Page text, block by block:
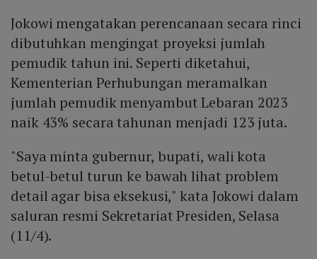
Jokowi mengatakan perencanaan secara rinci
dibutuhkan mengingat proyeksi jumlah
pemudik tahun ini. Seperti diketahui,
Kementerian Perhubungan meramalkan
jumlah pemudik menyambut Lebaran 2023
naik 43% secara tahunan menjadi 123 juta.
"Saya minta gubernur, bupati, wali kota
betul-betul turun ke bawah lihat problem
detail agar bisa eksekusi," kata Jokowi dalam
saluran resmi Sekretariat Presiden, Selasa
(11/4).